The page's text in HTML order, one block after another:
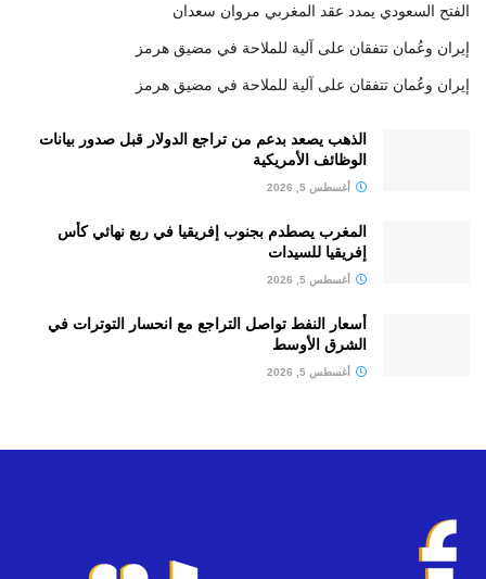
الفتح السعودي يمدد عقد المغربي مروان سعدان
إيران وعُمان تتفقان على آلية للملاحة في مضيق هرمز
إيران وعُمان تتفقان على آلية للملاحة في مضيق هرمز
الذهب يصعد بدعم من تراجع الدولار قبل صدور بيانات
الوظائف الأمريكية
أغسطس 5, 2026
المغرب يصطدم بجنوب إفريقيا في ربع نهائي كأس
إفريقيا للسيدات
أغسطس 5, 2026
أسعار النفط تواصل التراجع مع انحسار التوترات في
الشرق الأوسط
أغسطس 5, 2026